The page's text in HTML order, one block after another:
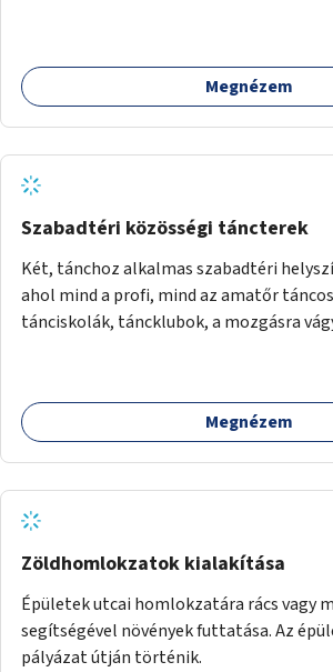
páratartalmat. A gyűjtött adatok egy
(webes felület és mobilalkalmazás)
Megnézem
Szabadtéri közösségi táncterek
Két, tánchoz alkalmas szabadtéri
ahol mind a profi, mind az amatőr
tánciskolák, táncklubok, a mozgásra
Megnézem
Zöldhomlokzatok kialakítása
Épületek utcai homlokzatára rács vagy
segítségével növények futtatása. Az
pályázat útján történik.